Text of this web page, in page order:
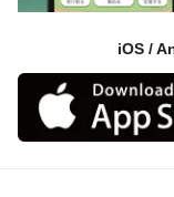
iOS /